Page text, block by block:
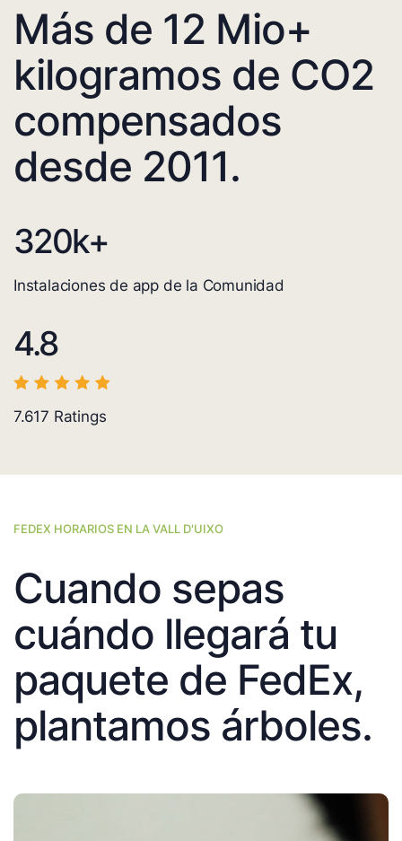
Más de 12 Mio+
kilogramos de CO2
compensados
desde 2011.
320k+
Instalaciones de app de la Comunidad
4.8
7.617 Ratings
FEDEX HORARIOS EN LA VALL D'UIXO
Cuando sepas
cuándo llegará tu
paquete de FedEx,
plantamos árboles.